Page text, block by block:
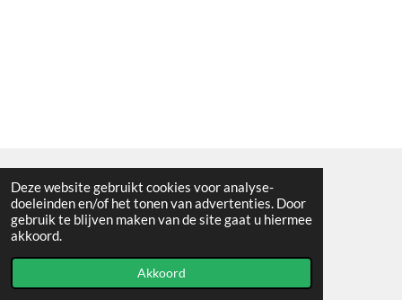
Deze website gebruikt cookies voor analyse-
doeleinden en/of het tonen van advertenties. Door
gebruik te blijven maken van de site gaat u hiermee
akkoord.
Akkoord
Algemene voorwaarden
© 2021 - RC en mineralenshop Het vlinderpad